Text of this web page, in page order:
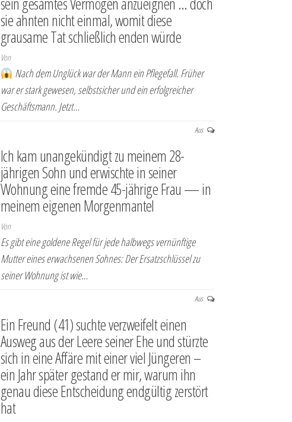
sie ahnten nicht einmal, womit diese
grausame Tat schließlich enden würde
Von
Nach dem Unglück war der Mann ein Pflegefall. Früher
war er stark gewesen, selbstsicher und ein erfolgreicher
Geschäftsmann. Jetzt…
Aus
Ich kam unangekündigt zu meinem 28-
jährigen Sohn und erwischte in seiner
Wohnung eine fremde 45-jährige Frau — in
meinem eigenen Morgenmantel
Von
Es gibt eine goldene Regel für jede halbwegs vernünftige
Mutter eines erwachsenen Sohnes: Der Ersatzschlüssel zu
seiner Wohnung ist wie…
Aus
Ein Freund (41) suchte verzweifelt einen
Ausweg aus der Leere seiner Ehe und stürzte
sich in eine Affäre mit einer viel Jüngeren –
ein Jahr später gestand er mir, warum ihn
genau diese Entscheidung endgültig zerstört
hat